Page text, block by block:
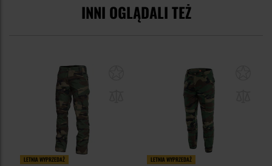
INNI OGLĄDALI TEŻ
LETNIA WYPRZEDAŻ LETNIA WYPRZEDAŻ